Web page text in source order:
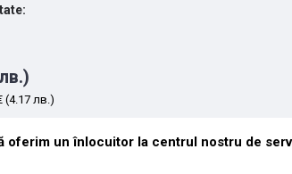
(4.17 лв.)
oferim un înlocuitor la centrul nostru de